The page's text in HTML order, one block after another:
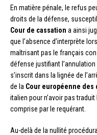
En matière pénale, le refus
droits de la défense,
Cour de cassation a ainsi
que l’absence d’interprète
maîtrisant pas le français
défense justifiant
s’inscrit dans la lignée de
de la Cour européenne des
italien pour n’avoir pas
comprise par le requérant.
Au-delà de la nullité